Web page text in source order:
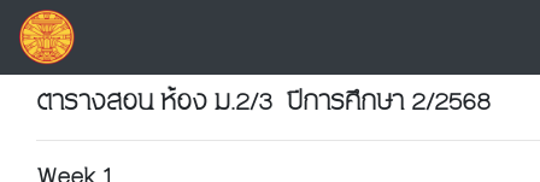
ตารางสอน ห้อง ม.2/3 ปีการศึกษา 2/2568